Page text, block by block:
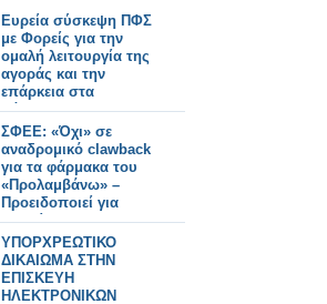
Ευρεία σύσκεψη ΠΦΣ
με Φορείς για την
ομαλή λειτουργία της
αγοράς και την
επάρκεια στα
φάρμακα!
ΣΦΕΕ: «Όχι» σε
αναδρομικό clawback
για τα φάρμακα του
«Προλαμβάνω» –
Προειδοποιεί για
«επικίνδυνο
προηγούμενο»
ΥΠΟΡΧΡΕΩΤΙΚΟ
ΔΙΚΑΙΩΜΑ ΣΤΗΝ
ΕΠΙΣΚΕΥΗ
ΗΛΕΚΤΡΟΝΙΚΩΝ